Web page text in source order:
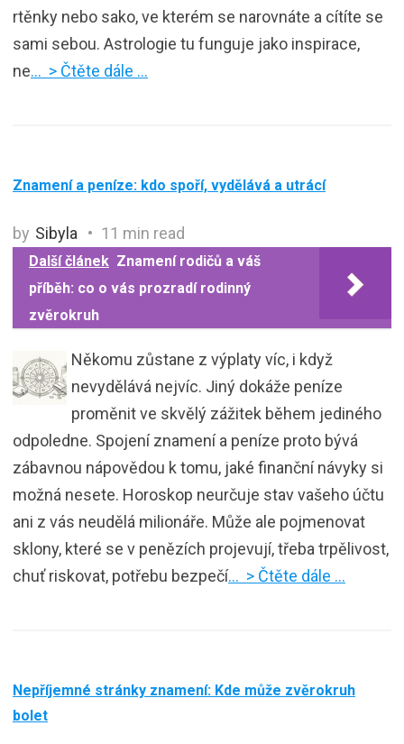
rtěnky nebo sako, ve kterém se narovnáte a cítíte se
sami sebou. Astrologie tu funguje jako inspirace,
ne… > Čtěte dále …
Znamení a peníze: kdo spoří, vydělává a utrácí
by Sibyla 11 min read
Další článek Znamení rodičů a váš
příběh: co o vás prozradí rodinný
zvěrokruh
Někomu zůstane z výplaty víc, i když
nevydělává nejvíc. Jiný dokáže peníze
proměnit ve skvělý zážitek během jediného
odpoledne. Spojení znamení a peníze proto bývá
zábavnou nápovědou k tomu, jaké finanční návyky si
možná nesete. Horoskop neurčuje stav vašeho účtu
ani z vás neudělá milionáře. Může ale pojmenovat
sklony, které se v penězích projevují, třeba trpělivost,
chuť riskovat, potřebu bezpečí… > Čtěte dále …
Nepříjemné stránky znamení: Kde může zvěrokruh
bolet